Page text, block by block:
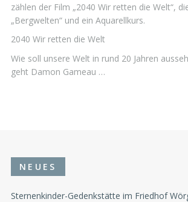
zählen der Film „2040 Wir retten die Welt“,
„Bergwelten“ und ein Aquarellkurs.
2040 Wir retten die Welt
Wie soll unsere Welt in rund 20 Jahren
geht Damon Gameau …
NEUES
Sternenkinder-Gedenkstätte im Friedhof